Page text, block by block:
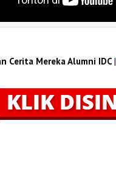
Cerita Mereka Alumni IDC|